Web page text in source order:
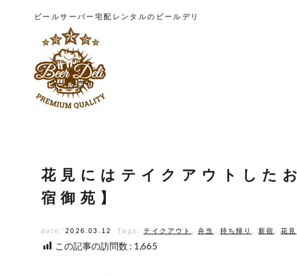
ビールサーバー宅配レンタルのビールデリ
花見にはテイクアウトした
宿御苑】
date: 2026.03.12 Tags:テイクアウト 弁当 持ち帰り 新宿 花見
この記事の訪問数 : 1,665